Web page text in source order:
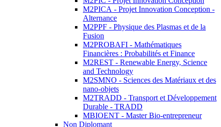
M2PICA - Projet Innovation Conception -
Alternance
M2PPF - Physique des Plasmas et de la
Fusion
M2PROBAFI - Mathématiques
Financières : Probabilités et Finance
M2REST - Renewable Energy, Science
and Technology
M2SMNO - Sciences des Matériaux et des
nano-objets
M2TRADD - Transport et Développement
Durable - TRADD
MBIOENT - Master Bio-entrepreneur
Non Diplomant